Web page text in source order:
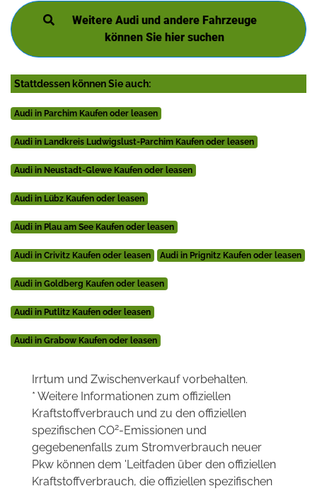
Weitere Audi und andere Fahrzeuge
können Sie hier suchen
Stattdessen können Sie auch:
Audi in Parchim Kaufen oder leasen
Audi in Landkreis Ludwigslust-Parchim Kaufen oder leasen
Audi in Neustadt-Glewe Kaufen oder leasen
Audi in Lübz Kaufen oder leasen
Audi in Plau am See Kaufen oder leasen
Audi in Crivitz Kaufen oder leasen Audi in Prignitz Kaufen oder leasen
Audi in Goldberg Kaufen oder leasen
Audi in Putlitz Kaufen oder leasen
Audi in Grabow Kaufen oder leasen
Irrtum und Zwischenverkauf vorbehalten.
* Weitere Informationen zum offiziellen
Kraftstoffverbrauch und zu den offiziellen
spezifischen CO2-Emissionen und
gegebenenfalls zum Stromverbrauch neuer
Pkw können dem 'Leitfaden über den offiziellen
Kraftstoffverbrauch, die offiziellen spezifischen